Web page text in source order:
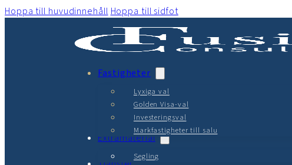
Hoppa till huvudinnehåll Hoppa till sidfot
Fastigheter
Lyxiga val
Golden Visa-val
Investeringsval
Markfastigheter till salu
Extramaterial
Segling